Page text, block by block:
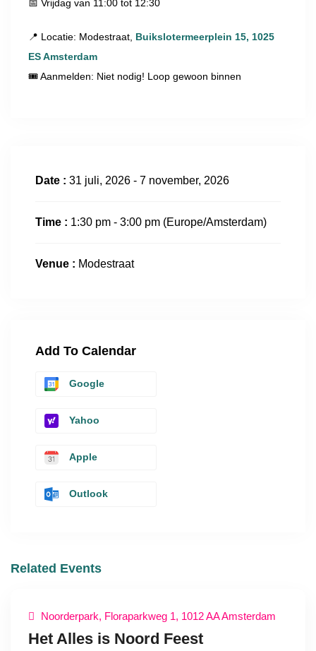
📅 Vrijdag van 11:00 tot 12:30
📍 Locatie: Modestraat, Buikslotermeerplein 15, 1025
ES Amsterdam
🎟 Aanmelden: Niet nodig! Loop gewoon binnen
Date : 31 juli, 2026 - 7 november, 2026
Time : 1:30 pm - 3:00 pm (Europe/Amsterdam)
Venue : Modestraat
Add To Calendar
Google
Yahoo
Apple
Outlook
Related Events
Noorderpark, Floraparkweg 1, 1012 AA Amsterdam
Het Alles is Noord Feest